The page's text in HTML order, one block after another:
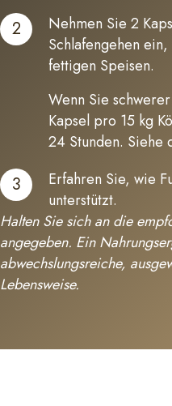
2
Nehmen Sie 2
Schlafengehen
fettigen Speisen.
Wenn Sie
Kapsel pro 15 kg
24 Stunden. Siehe
3
Erfahren Sie, wie
unterstützt.
Halten Sie sich an die
angegeben. Ein
abwechslungsreiche,
Lebensweise.